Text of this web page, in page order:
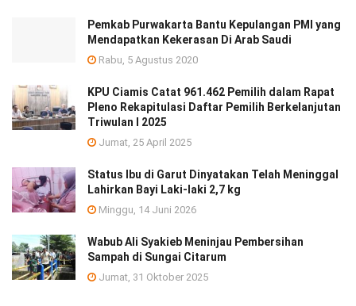
Pemkab Purwakarta Bantu Kepulangan PMI yang
Mendapatkan Kekerasan Di Arab Saudi
Rabu, 5 Agustus 2020
KPU Ciamis Catat 961.462 Pemilih dalam Rapat
Pleno Rekapitulasi Daftar Pemilih Berkelanjutan
Triwulan I 2025
Jumat, 25 April 2025
Status Ibu di Garut Dinyatakan Telah Meninggal
Lahirkan Bayi Laki-laki 2,7 kg
Minggu, 14 Juni 2026
Wabub Ali Syakieb Meninjau Pembersihan
Sampah di Sungai Citarum
Jumat, 31 Oktober 2025